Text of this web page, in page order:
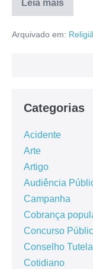
Leia mais
Arquivado em:
Categorias
Acidente
Arte
Artigo
Audiência
Campanha
Cobrança
Concurso
Conselho
Cotidiano